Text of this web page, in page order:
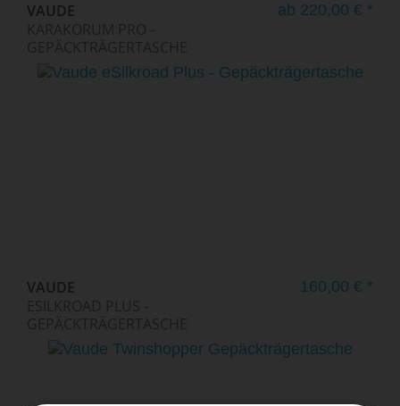
VAUDE
KARAKORUM PRO -
GEPÄCKTRÄGERTASCHE
ab 220,00 € *
VAUDE
ESILKROAD PLUS -
GEPÄCKTRÄGERTASCHE
160,00 € *